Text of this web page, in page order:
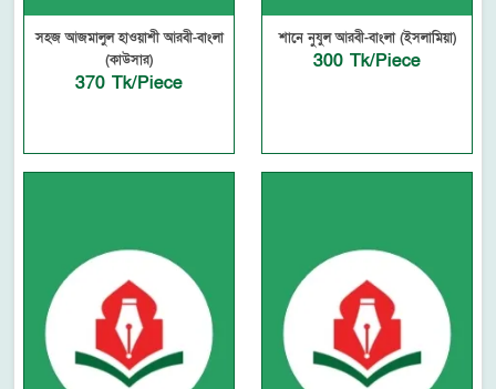
সহজ আজমালুল হাওয়াশী আরবী-বাংলা
(কাউসার)
370 Tk/Piece
শানে নুযুল আরবী-বাংলা (ইসলামিয়া)
300 Tk/Piece